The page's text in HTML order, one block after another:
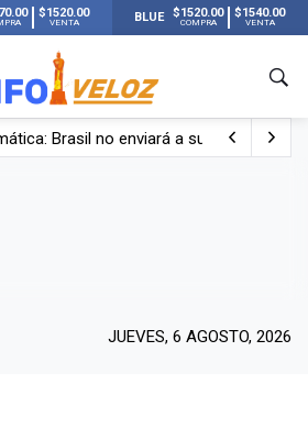
$1520.00
VENTA BLUE $1520.00
COMPRA
$1540.00
VENTA
Brasil no enviará a su embajador
JUEVES, 6 AGOSTO, 2026